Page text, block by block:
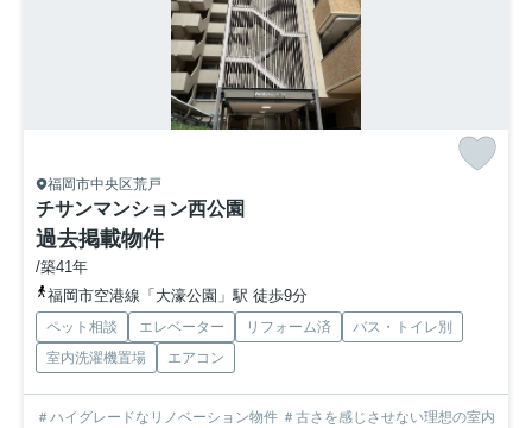
福岡市中央区荒戸
チサンマンション西公園
過去掲載物件
/築41年
福岡市空港線「大濠公園」駅 徒歩9分
ペット相談 エレベーター リフォーム済
バス・トイレ別
室内洗濯機置場
エアコン
＃ハイグレードなリノベーション物件 ＃古さを感じさせない理想の室内